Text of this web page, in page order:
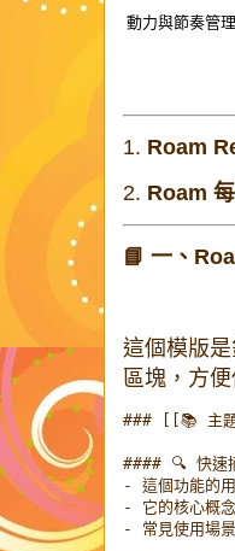
動力與節奏管理
1. Roam
2. Roam
📘 一、
這個模版
區塊，方
### [[📚 主題
#### 🔍 快速
- 這個功能的
- 它的核心概
- 常見使用場景